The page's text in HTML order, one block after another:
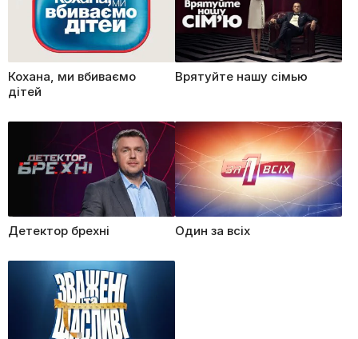
Кохана, ми вбиваємо
дітей
Врятуйте нашу сімью
Детектор брехні Один за всіх